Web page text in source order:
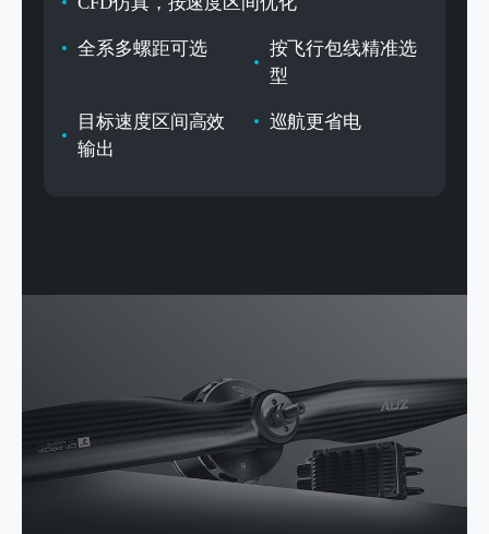
全系多螺距可选
按飞行包线精准选
型
目标速度区间高效
输出
巡航更省电